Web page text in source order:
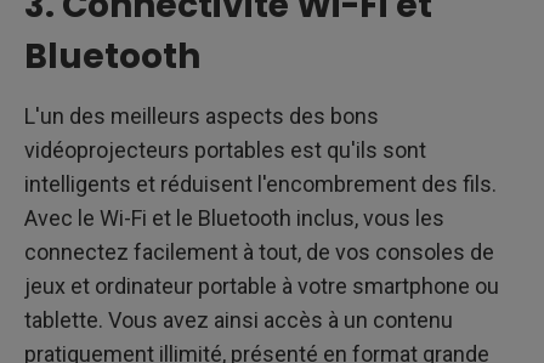
Bluetooth
L'un des meilleurs aspects des bons
vidéoprojecteurs portables est qu'ils sont
intelligents et réduisent l'encombrement des fils.
Avec le Wi-Fi et le Bluetooth inclus, vous les
connectez facilement à tout, de vos consoles de
jeux et ordinateur portable à votre smartphone ou
tablette. Vous avez ainsi accès à un contenu
pratiquement illimité, présenté en format grande